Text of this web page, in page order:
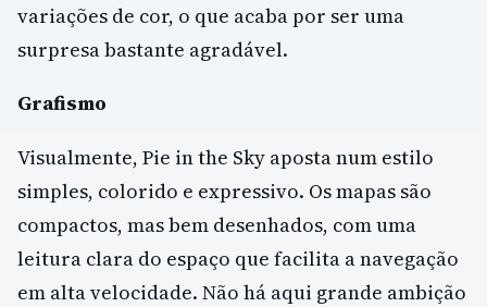
variações de cor, o que acaba por ser uma
surpresa bastante agradável.
Grafismo
Visualmente, Pie in the Sky aposta num estilo
simples, colorido e expressivo. Os mapas são
compactos, mas bem desenhados, com uma
leitura clara do espaço que facilita a navegação
em alta velocidade. Não há aqui grande ambição